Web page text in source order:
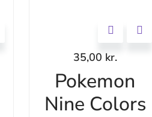
35,00 kr.
Pokemon
Nine Colors